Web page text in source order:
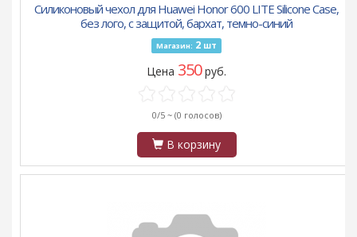
Силиконовый чехол для Huawei Honor 600 LITE Silicone Case,
без лого, с защитой, бархат, темно-синий
Магазин: 2 шт
Цена 350руб.
0/5 ~ (0 голосов)
В корзину